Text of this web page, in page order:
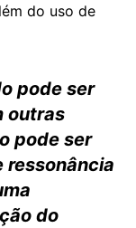
do uso de
pode ser
outras
pode ser
ressonância
do